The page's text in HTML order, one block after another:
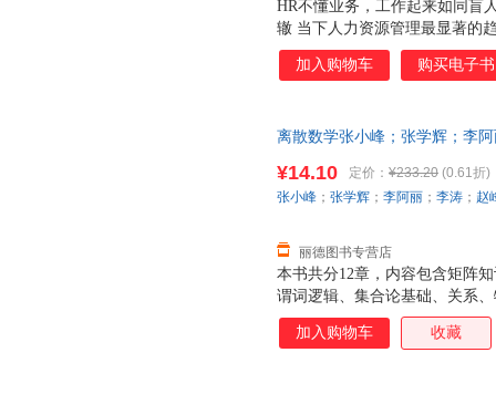
HR不懂业务，工作起来如同盲
辙 当下人力资源管理最显著的
能的思维模式就落后了 本书提
助读者跳出职能化陷阱，构建
加入购物车 购买电子书
离散数学张小峰；张学辉；李
本书共分12章，内容包含矩阵
谓词逻辑、集合论基础、关系
群论和其他代数系统。本书以
专业的应用型人才为目的，将
¥14.10 定价： ¥233.20 (0.61折)
丽德图书专营店
张小峰 ； 张学辉 ； 李阿丽 ； 李涛 ； 赵
加入购物车 收藏